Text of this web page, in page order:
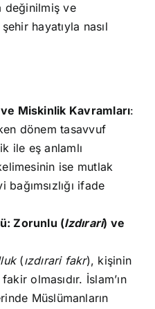
değinilmiş ve
hayatıyla nasıl
Miskinlik Kavramları:
dönem tasavvuf
ile eş anlamlı
ise mutlak
ifade
Zorunlu (Izdırari) ve
(ızdırari fakr), kişinin
olmasıdır. İslam’ın
Müslümanların